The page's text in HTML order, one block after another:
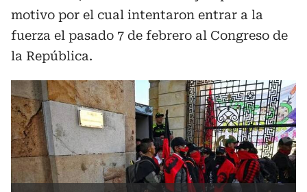
motivo por el cual intentaron entrar a la
fuerza el pasado 7 de febrero al Congreso de
la República.